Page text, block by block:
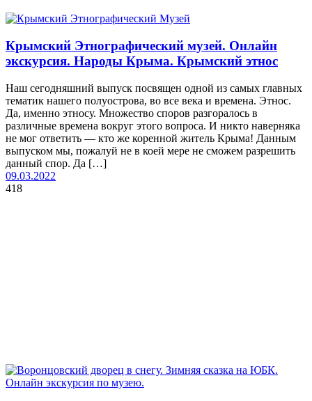
Крымский Этнографический музей. Онлайн
экскурсия. Народы Крыма. Крымский этнос
Наш сегодняшний выпуск посвящен одной из самых главных
тематик нашего полуострова, во все века и времена. Этнос.
Да, именно этносу. Множество споров разгоралось в
различные времена вокруг этого вопроса. И никто наверняка
не мог ответить — кто же коренной житель Крыма! Данным
выпуском мы, пожалуй не в коей мере не сможем разрешить
данный спор. Да […]
09.03.2022
418